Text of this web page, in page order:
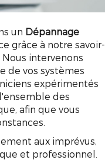
un Dépannage
grâce à notre savoir-
intervenons
de vos systèmes
expérimentés
des
afin que vous
aux imprévus,
et professionnel.